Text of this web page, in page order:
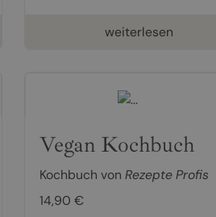
weiterlesen
Vegan Kochbuch
Kochbuch von Rezepte Profis
14,90 €